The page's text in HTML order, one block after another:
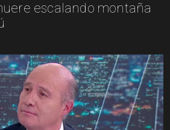
escalando montaña